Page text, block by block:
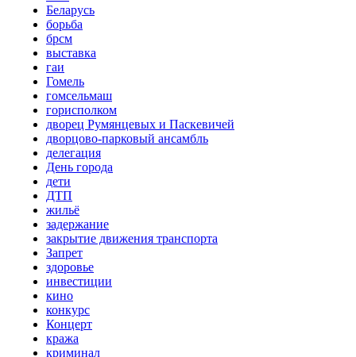
Беларусь
борьба
брсм
выставка
гаи
Гомель
гомсельмаш
горисполком
дворец Румянцевых и Паскевичей
дворцово-парковый ансамбль
делегация
День города
дети
ДТП
жильё
задержание
закрытие движения транспорта
Запрет
здоровье
инвестиции
кино
конкурс
Концерт
кража
криминал